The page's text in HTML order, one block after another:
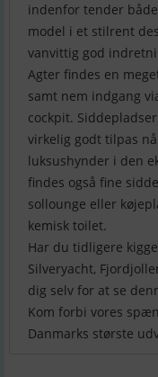
indenfor tender
model i et stilrent
vanvittig god
Agter findes en
samt nem indgang
cockpit.
virkelig godt tilpas
luksushynder i den
findes også fine
sollounge eller
kemisk toilet.
Har du tidligere
Silveryacht,
dig selv for at se
Kom forbi vores
Danmarks største